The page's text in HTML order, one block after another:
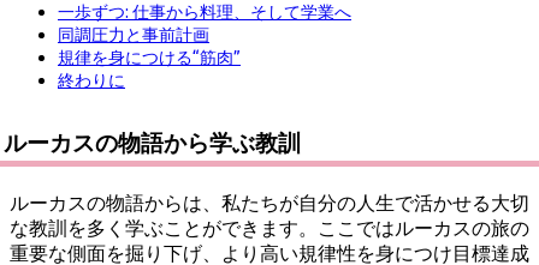
一歩ずつ: 仕事から料理、そして学業へ
同調圧力と事前計画
規律を身につける“筋肉”
終わりに
ルーカスの物語から学ぶ教訓
ルーカスの物語からは、私たちが自分の人生で活かせる大切
な教訓を多く学ぶことができます。ここではルーカスの旅の
重要な側面を掘り下げ、より高い規律性を身につけ目標達成